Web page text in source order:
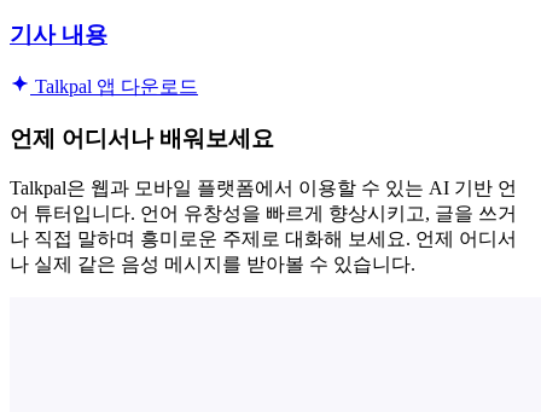
기사 내용
Talkpal 앱 다운로드
언제 어디서나 배워보세요
Talkpal은 웹과 모바일 플랫폼에서 이용할 수 있는 AI 기반 언
어 튜터입니다. 언어 유창성을 빠르게 향상시키고, 글을 쓰거
나 직접 말하며 흥미로운 주제로 대화해 보세요. 언제 어디서
나 실제 같은 음성 메시지를 받아볼 수 있습니다.